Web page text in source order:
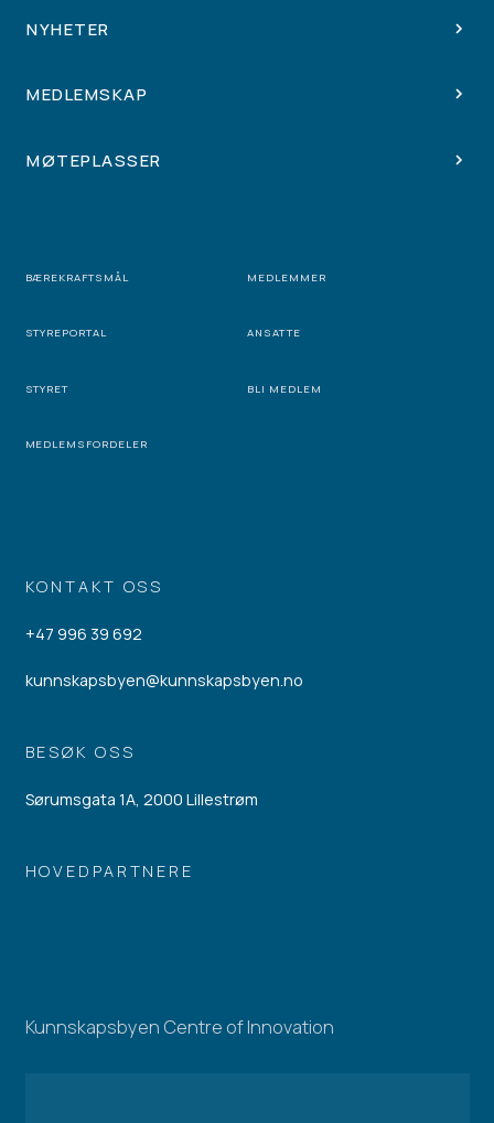
KONTAKT OSS
+47 996 39 692
kunnskapsbyen@kunnskapsbyen.no
BESØK OSS
Sørumsgata 1A, 2000 Lillestrøm
HOVEDPARTNERE
NYHETER
MEDLEMSKAP
MØTEPLASSER
BÆREKRAFTSMÅL MEDLEMMER
STYREPORTAL ANSATTE
STYRET BLI MEDLEM
MEDLEMSFORDELER
Kunnskapsbyen Centre of Innovation